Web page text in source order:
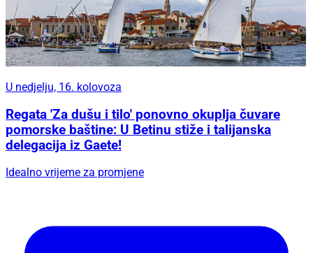
U nedjelju, 16. kolovoza
Regata 'Za dušu i tilo' ponovno okuplja čuvare
pomorske baštine: U Betinu stiže i talijanska
delegacija iz Gaete!
Idealno vrijeme za promjene